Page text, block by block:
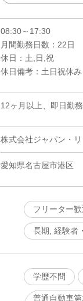
08:30～17:30
月間勤務日数：22日
休日：土,日,祝
休日備考：土日祝休
12ヶ月以上、即日勤
株式会社ジャパン・
愛知県名古屋市港区
フリーター歓
長期, 経験者
学歴不問
普通自動車